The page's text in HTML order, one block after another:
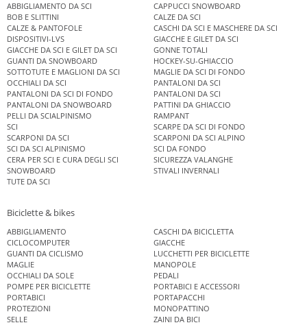
ABBIGLIAMENTO DA SCI
CAPPUCCI SNOWBOARD
BOB E SLITTINI
CALZE DA SCI
CALZE & PANTOFOLE
CASCHI DA SCI E MASCHERE DA SCI
DISPOSITIVI-LVS
GIACCHE E GILET DA SCI
GIACCHE DA SCI E GILET DA SCI
GONNE TOTALI
GUANTI DA SNOWBOARD
HOCKEY-SU-GHIACCIO
SOTTOTUTE E MAGLIONI DA SCI
MAGLIE DA SCI DI FONDO
OCCHIALI DA SCI
PANTALONI DA SCI
PANTALONI DA SCI DI FONDO
PANTALONI DA SCI
PANTALONI DA SNOWBOARD
PATTINI DA GHIACCIO
PELLI DA SCIALPINISMO
RAMPANT
SCI
SCARPE DA SCI DI FONDO
SCARPONI DA SCI
SCARPONI DA SCI ALPINO
SCI DA SCI ALPINISMO
SCI DA FONDO
CERA PER SCI E CURA DEGLI SCI
SICUREZZA VALANGHE
SNOWBOARD
STIVALI INVERNALI
TUTE DA SCI
Biciclette & bikes
ABBIGLIAMENTO
CASCHI DA BICICLETTA
CICLOCOMPUTER
GIACCHE
GUANTI DA CICLISMO
LUCCHETTI PER BICICLETTE
MAGLIE
MANOPOLE
OCCHIALI DA SOLE
PEDALI
POMPE PER BICICLETTE
PORTABICI E ACCESSORI
PORTABICI
PORTAPACCHI
PROTEZIONI
MONOPATTINO
SELLE
ZAINI DA BICI